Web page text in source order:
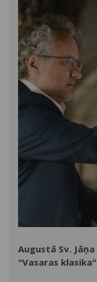
Augustā Sv.
"Vasaras klasika"